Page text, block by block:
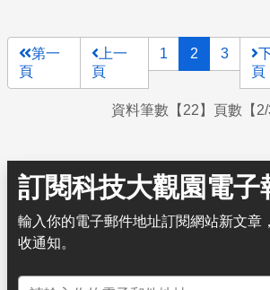
第一
頁
上一
頁
1 2 3
頁
資料筆數【22】頁數【2/
訂閱科技大觀園電子
輸入你的電子郵件地址訂閱網站新文章
收通知。
電子郵件地址